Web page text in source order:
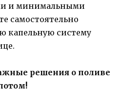
и минимальными
самостоятельно
капельную систему
решения о поливе